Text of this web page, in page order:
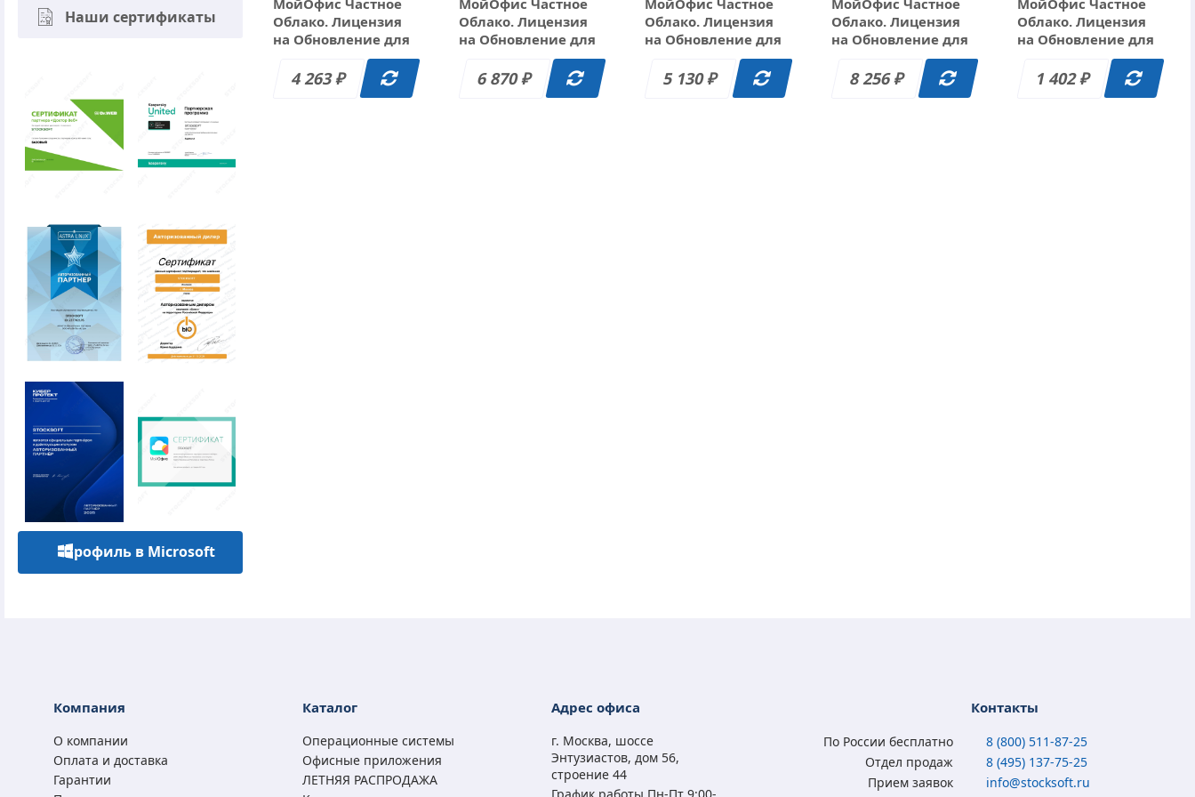
Облако. Лицензия
на Обновление для
государственных
заказчиков, сроком
действия 1 год.
4 263₽
Облако. Лицензия
на Обновление для
государственных
заказчиков, сроком
действия 2 года.
6 870₽
Облако. Лицензия
на Обновление для
коммерческих
заказчиков, сроком
действия 1 год.
5 130₽
Облако. Лицензия
на Обновление для
коммерческих
заказчиков, сроком
действия 2 года.
8 256₽
Облако. Лицензия
на Обновление для
образовательных
организаций,
сроком действия 1
1 402₽
Наши сертификаты
Профиль в Microsoft
Компания
О компании
Оплата и доставка
Гарантии
Каталог
Операционные системы
Офисные приложения
ЛЕТНЯЯ РАСПРОДАЖА
Адрес офиса
г. Москва, шоссе
Энтузиастов, дом 56,
строение 44
Контакты
По России бесплатно
8 (800) 511-87-25
Отдел продаж
8 (495) 137-75-25
Прием заявок
info@stocksoft.ru